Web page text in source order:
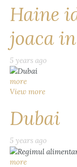
Haine
joaca
5 years ago
more
View more
Dubai
5 years ago
more